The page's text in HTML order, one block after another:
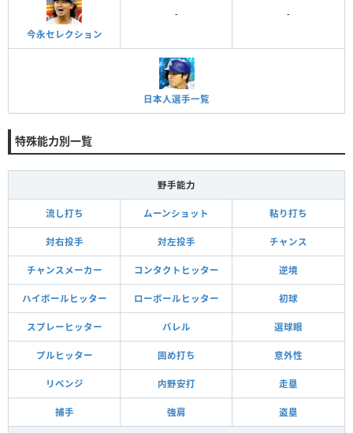
今永セレクション
- -
日本人選手一覧
特殊能力別一覧
野手能力
流し打ち ムーンショット 粘り打ち
対右投手 対左投手 チャンス
チャンスメーカー コンタクトヒッター 逆境
ハイボールヒッター ローボールヒッター 初球
スプレーヒッター バレル 選球眼
プルヒッター 固め打ち 意外性
リベンジ 内野安打 走塁
捕手 強肩 盗塁